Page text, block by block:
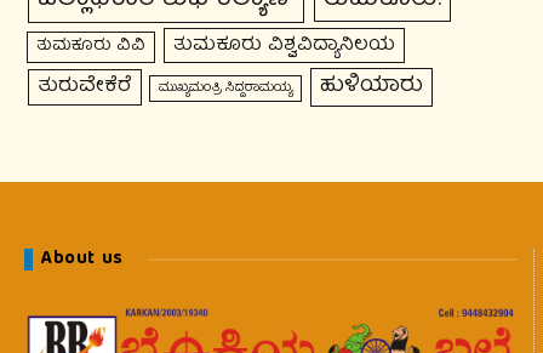
ತುಮಕೂರು ವಿವಿ ತುಮಕೂರು ವಿಶ್ವವಿದ್ಯಾನಿಲಯ
ತುರುವೇಕೆರೆ ಮುಖ್ಯಮಂತ್ರಿ ಸಿದ್ದರಾಮಯ್ಯ ಹುಳಿಯಾರು
About us